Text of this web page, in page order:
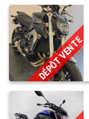
DÉPÔT VENTE